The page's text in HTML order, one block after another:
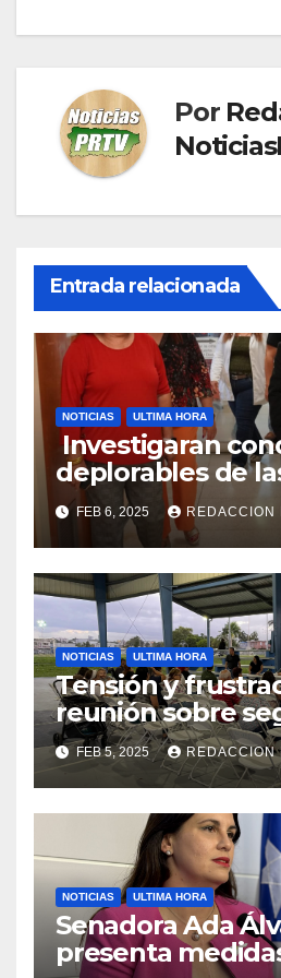
Por
Entrada relacionada
NOTICIAS ULTIMA HORA
Investigaran
deplorables de
facilidades el
de la Salud en
FEB 6, 2025 REDACCION
NOTICIAS ULTIMA HORA
Tensión y
reunión sobre
Reparto
FEB 5, 2025 REDACCION
NOTICIAS ULTIMA HORA
Senadora Ada
presenta